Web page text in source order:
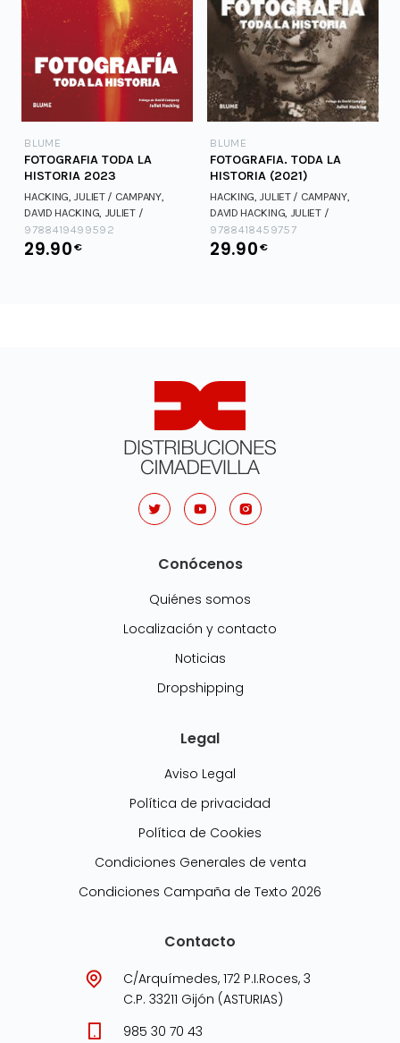
BLUME
FOTOGRAFIA TODA LA
HISTORIA 2023
HACKING, JULIET / CAMPANY,
DAVID HACKING, JULIET /
CAMPANY, DAVID
9788419499592
29.90€
BLUME
FOTOGRAFIA. TODA LA
HISTORIA (2021)
HACKING, JULIET / CAMPANY,
DAVID HACKING, JULIET /
CAMPANY, DAVID
9788418459757
29.90€
Conócenos
Quiénes somos
Localización y contacto
Noticias
Dropshipping
Legal
Aviso Legal
Política de privacidad
Política de Cookies
Condiciones Generales de venta
Condiciones Campaña de Texto 2026
Contacto
C/Arquímedes, 172 P.I.Roces, 3
C.P. 33211 Gijón (ASTURIAS)
985 30 70 43